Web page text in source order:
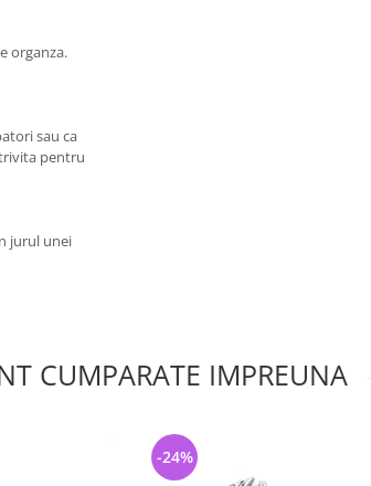
organza.
sau ca
pentru
jurul unei
CUMPARATE IMPREUNA
-24%